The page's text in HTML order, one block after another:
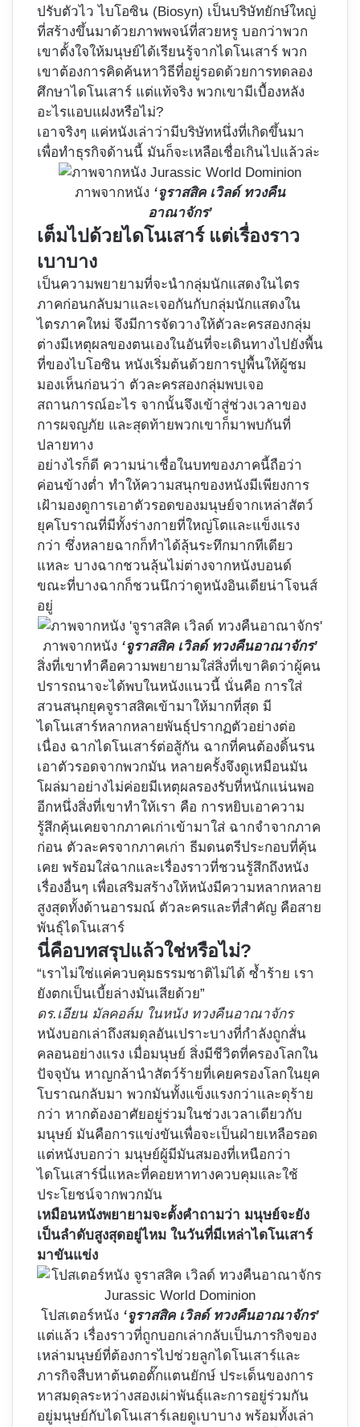
ปรับตัวไว ไบโอซิน (Biosyn) เป็นบริษัทยักษ์ใหญ่
ที่สร้างขึ้นมาด้วยภาพพจน์ที่สวยหรู บอกว่าพวก
เขาตั้งใจให้มนุษย์ได้เรียนรู้จากไดโนเสาร์ พวก
เขาต้องการคิดค้นหาวิธีที่อยู่รอดด้วยการทดลอง
ศึกษาไดโนเสาร์ แต่แท้จริง พวกเขามีเบื้องหลัง
อะไรแอบแฝงหรือไม่?
เอาจริงๆ แค่หนังเล่าว่ามีบริษัทหนึ่งที่เกิดขึ้นมา
เพื่อทำธุรกิจด้านนี้ มันก็จะเหลือเชื่อเกินไปแล้วล่ะ
ภาพจากหนัง ‘จูราสสิค เวิลด์ ทวงคืน
อาณาจักร’
เต็มไปด้วยไดโนเสาร์ แต่เรื่องราว
เบาบาง
เป็นความพยายามที่จะนำกลุ่มนักแสดงในไตร
ภาคก่อนกลับมาและเจอกันกับกลุ่มนักแสดงใน
ไตรภาคใหม่ จึงมีการจัดวางให้ตัวละครสองกลุ่ม
ต่างมีเหตุผลของตนเองในอันที่จะเดินทางไปยังพื้น
ที่ของไบโอซิน หนังเริ่มต้นด้วยการปูพื้นให้ผู้ชม
มองเห็นก่อนว่า ตัวละครสองกลุ่มพบเจอ
สถานการณ์อะไร จากนั้นจึงเข้าสู่ช่วงเวลาของ
การผจญภัย และสุดท้ายพวกเขาก็มาพบกันที่
ปลายทาง
อย่างไรก็ดี ความน่าเชื่อในบทของภาคนี้ถือว่า
ค่อนข้างต่ำ ทำให้ความสนุกของหนังมีเพียงการ
เฝ้ามองดูการเอาตัวรอดของมนุษย์จากเหล่าสัตว์
ยุคโบราณที่มีทั้งร่างกายที่ใหญ่โตและแข็งแรง
กว่า ซึ่งหลายฉากก็ทำได้ลุ้นระทึกมากทีเดียว
แหละ บางฉากชวนลุ้นไม่ต่างจากหนังบอนด์
ขณะที่บางฉากก็ชวนนึกว่าดูหนังอินเดียน่าโจนส์
อยู่
ภาพจากหนัง ‘จูราสสิค เวิลด์ ทวงคืนอาณาจักร’
สิ่งที่เขาทำคือความพยายามใส่สิ่งที่เขาคิดว่าผู้คน
ปรารถนาจะได้พบในหนังแนวนี้ นั่นคือ การใส่
สวนสนุกยุคจูราสสิคเข้ามาให้มากที่สุด มี
ไดโนเสาร์หลากหลายพันธุ์ปรากฏตัวอย่างต่อ
เนื่อง ฉากไดโนเสาร์ต่อสู้กัน ฉากที่คนต้องดิ้นรน
เอาตัวรอดจากพวกมัน หลายครั้งจึงดูเหมือนมัน
โผล่มาอย่างไม่ค่อยมีเหตุผลรองรับที่หนักแน่นพอ
อีกหนึ่งสิ่งที่เขาทำให้เรา คือ การหยิบเอาความ
รู้สึกคุ้นเคยจากภาคเก่าเข้ามาใส่ ฉากจำจากภาค
ก่อน ตัวละครจากภาคเก่า ธีมดนตรีประกอบที่คุ้น
เคย พร้อมใส่ฉากและเรื่องราวที่ชวนรู้สึกถึงหนัง
เรื่องอื่นๆ เพื่อเสริมสร้างให้หนังมีความหลากหลาย
สูงสุดทั้งด้านอารมณ์ ตัวละครและที่สำคัญ คือสาย
พันธุ์ไดโนเสาร์
นี่คือบทสรุปแล้วใช่หรือไม่?
“เราไม่ใช่แค่ควบคุมธรรมชาติไม่ได้ ซ้ำร้าย เรา
ยังตกเป็นเบี้ยล่างมันเสียด้วย”
ดร.เอียน มัลคอล์ม ในหนัง ทวงคืนอาณาจักร
หนังบอกเล่าถึงสมดุลอันเปราะบางที่กำลังถูกสั่น
คลอนอย่างแรง เมื่อมนุษย์ สิ่งมีชีวิตที่ครองโลกใน
ปัจจุบัน หาญกล้านำสัตว์ร้ายที่เคยครองโลกในยุค
โบราณกลับมา พวกมันทั้งแข็งแรงกว่าและดุร้าย
กว่า หากต้องอาศัยอยู่ร่วมในช่วงเวลาเดียวกับ
มนุษย์ มันคือการแข่งขันเพื่อจะเป็นฝ่ายเหลือรอด
แต่หนังบอกว่า มนุษย์ผู้มีมันสมองที่เหนือกว่า
ไดโนเสาร์นี่แหละที่คอยหาทางควบคุมและใช้
ประโยชน์จากพวกมัน
เหมือนหนังพยายามจะตั้งคำถามว่า มนุษย์จะยัง
เป็นลำดับสูงสุดอยู่ไหม ในวันที่มีเหล่าไดโนเสาร์
มาขันแข่ง
โปสเตอร์หนัง ‘จูราสสิค เวิลด์ ทวงคืนอาณาจักร’
แต่แล้ว เรื่องราวที่ถูกบอกเล่ากลับเป็นภารกิจของ
เหล่ามนุษย์ที่ต้องการไปช่วยลูกไดโนเสาร์และ
ภารกิจสืบหาต้นตอตั๊กแตนยักษ์ ประเด็นของการ
หาสมดุลระหว่างสองเผ่าพันธุ์และการอยู่ร่วมกัน
อยู่มนุษย์กับไดโนเสาร์เลยดูเบาบาง พร้อมทั้งเล่า